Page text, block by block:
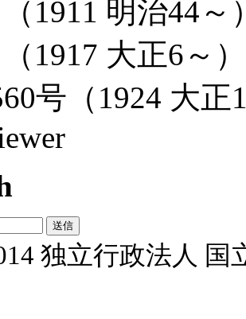
1911 明治44～
1917 大正6～）
号（1924 大正
独立行政法人 国